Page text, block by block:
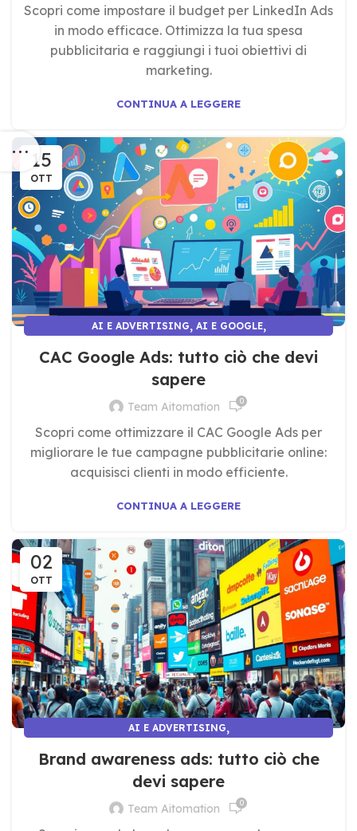
Scopri come impostare il budget per LinkedIn Ads
in modo efficace. Ottimizza la tua spesa
pubblicitaria e raggiungi i tuoi obiettivi di
marketing.
CONTINUA A LEGGERE
15
OTT
AI E ADVERTISING, AI E GOOGLE,
CAC Google Ads: tutto ciò che devi
sapere
Team Aitomation 0
Scopri come ottimizzare il CAC Google Ads per
migliorare le tue campagne pubblicitarie online:
acquisisci clienti in modo efficiente.
CONTINUA A LEGGERE
02
OTT
AI E ADVERTISING,
Brand awareness ads: tutto ciò che
devi sapere
Team Aitomation 0